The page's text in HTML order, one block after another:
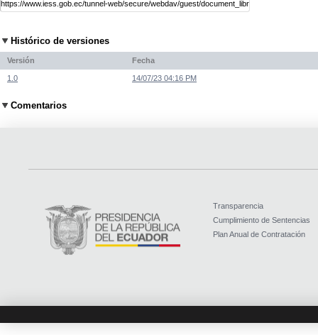
Histórico de versiones
Versión Fecha
1.0 14/07/23 04:16 PM
Comentarios
Transparencia
Cumplimiento de Sentencias
Plan Anual de Contratación